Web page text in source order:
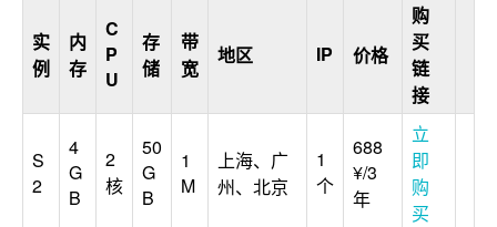
实
例
内
存
C
P
U
存
储
带
宽
地区 IP 价格
购
买
链
接
S
2
4
G
B
2
核
50
G
B
1
M
上海、广
州、北京
1
个
688
¥/3
年
立
即
购
买